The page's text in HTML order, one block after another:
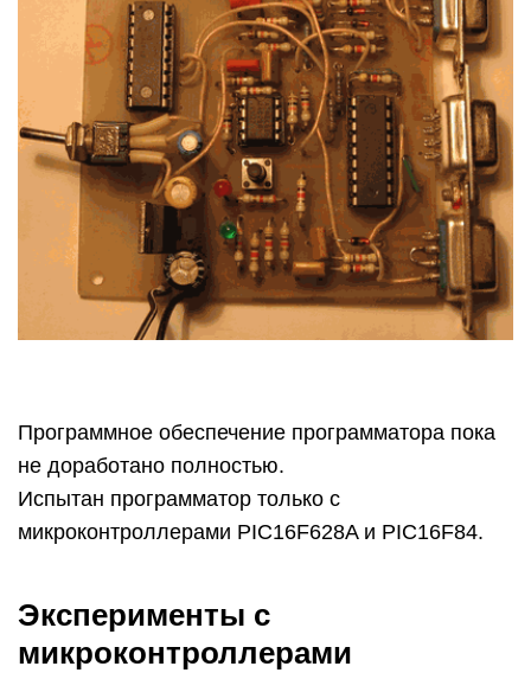
Программное обеспечение программатора пока
не доработано полностью.
Испытан программатор только с
микроконтроллерами PIC16F628A и PIC16F84.
Эксперименты с
микроконтроллерами